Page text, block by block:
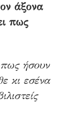
άξονα
πως
πως ήσουν
κι εσένα